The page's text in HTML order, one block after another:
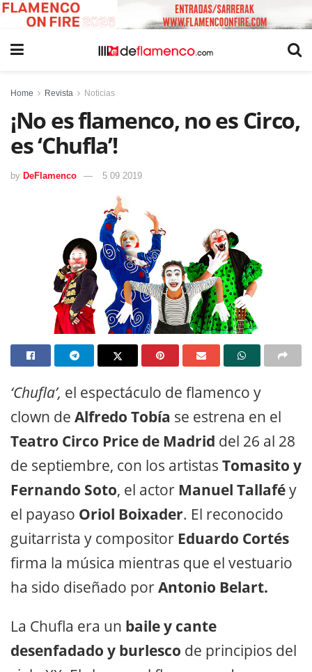
Home Revista Noticias
¡No es flamenco, no es Circo,
es ‘Chufla’!
by DeFlamenco 5 09 2019
‘Chufla’, el espectáculo de flamenco y
clown de Alfredo Tobía se estrena en el
Teatro Circo Price de Madrid del 26 al 28
de septiembre, con los artistas Tomasito y
Fernando Soto, el actor Manuel Tallaféy
el payaso Oriol Boixader. El reconocido
guitarrista y compositor Eduardo Cortés
firma la música mientras que el vestuario
ha sido diseñado porAntonio Belart.
La Chufla era un baile y cante
desenfadado y burlesco de principios del